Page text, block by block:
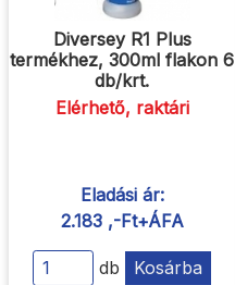
Diversey R1 Plus
termékhez, 300ml flakon 6
db/krt.
Elérhető, raktári
Eladási ár:
2.183 ,-Ft+ÁFA
db Kosárba